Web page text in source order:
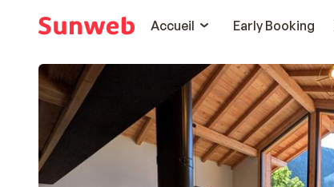
Accueil
Early Booking